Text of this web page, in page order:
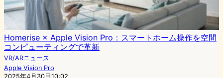
Homerise × Apple Vision Pro：スマートホーム操作を空間
コンピューティングで革新
VR/ARニュース
Apple Vision Pro
2025年4月30日10:02